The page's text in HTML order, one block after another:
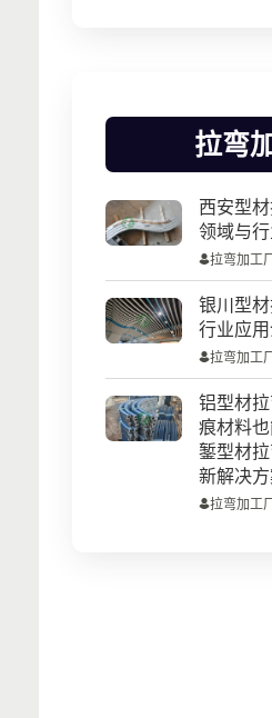
拉弯
西安型
领域与
拉弯加工
银川型
行业应
拉弯加工
铝型材
痕材料
錾型材
新解决
拉弯加工